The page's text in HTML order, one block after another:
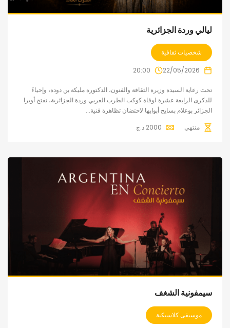
ليالي وردة الجزائرية
شخصيات ثقافية
22/05/2026
20:00
تحت رعاية السيدة وزيرة الثقافة والفنون، الدكتورة مليكة بن دودة، وإحياءً
للذكرى الرابعة عشرة لوفاة كوكب الطرب العربي وردة الجزائرية، تفتح أوبرا
الجزائر بوعلام بسايح أبوابها لاحتضان تظاهرة فنية...
منتهي
2000 د.ج
سيمفونية الشغف
موسيقى كلاسيكية